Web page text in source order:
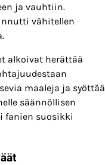
ja vauhtiin.
vähitellen
alkoivat herättää
maaleja ja syöttää
säännöllisen
fanien suosikki